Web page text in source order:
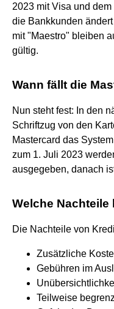
2023 mit Visa und
die Bankkunden
mit "Maestro" bleiben
gültig.
Wann fällt die
Nun steht fest: In den
Schriftzug von den
Mastercard das
zum 1. Juli 2023
ausgegeben, danach
Welche Nachteile
Die Nachteile von
Zusätzliche
Gebühren im
Teilweise